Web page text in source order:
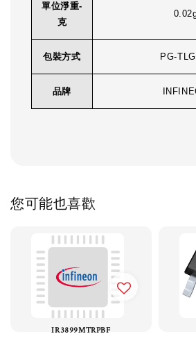
單位淨重-
克
包裝方式 PG-
品牌
您可能也喜歡
IR3899MTRPBF